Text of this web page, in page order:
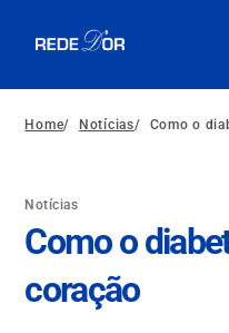
Home/ Notícias/ Como o
Notícias
Como o
coração